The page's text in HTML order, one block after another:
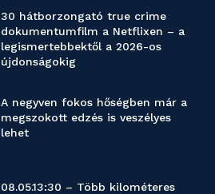
30 hátborzongató true crime
dokumentumfilm a Netflixen – a
legismertebbektől a 2026-os
újdonságokig
A negyven fokos hőségben már a
megszokott edzés is veszélyes
lehet
08.05.13:30 – Több kilométeres